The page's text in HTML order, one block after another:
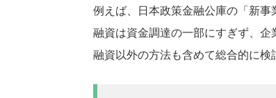
例えば、日本政策金融公庫の「新事
融資は資金調達の一部にすぎず、企
融資以外の方法も含めて総合的に検